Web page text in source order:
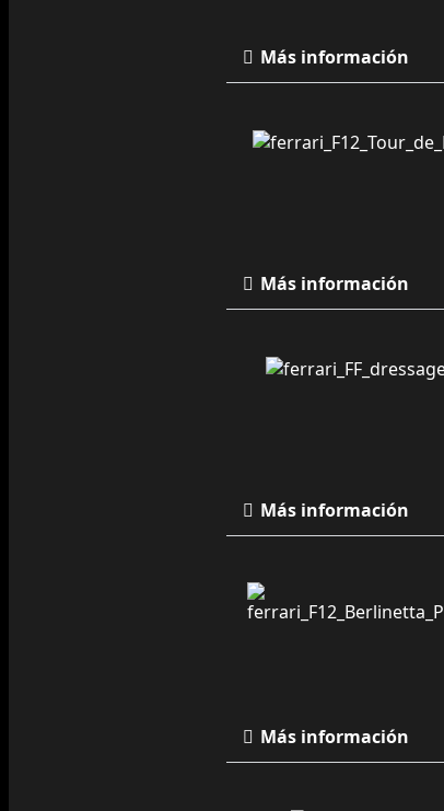
Más información
Más información
Más información
Más información